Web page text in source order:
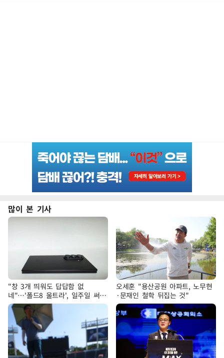
많이 본 기사
"창 3개 띄워도 답답함 없
네"…'폴드8 울트라', 일주일 써보
니
오세훈 "용산공원 아파트, 노무현
·문재인 철학 뒤집는 것"